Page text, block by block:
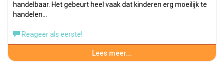
handelbaar. Het gebeurt heel vaak dat kinderen erg moeilijk te
handelen…
Reageer als eerste!
Lees meer...